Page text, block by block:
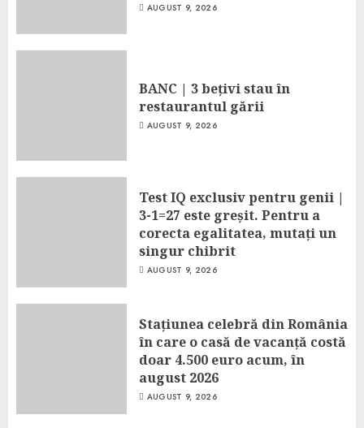
AUGUST 9, 2026
BANC | 3 bețivi stau în
restaurantul gării
AUGUST 9, 2026
Test IQ exclusiv pentru genii |
3-1=27 este greșit. Pentru a
corecta egalitatea, mutați un
singur chibrit
AUGUST 9, 2026
Stațiunea celebră din România
în care o casă de vacanță costă
doar 4.500 euro acum, în
august 2026
AUGUST 9, 2026